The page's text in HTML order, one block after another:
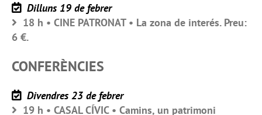
Dilluns 19 de febrer
18 h • CINE PATRONAT • La zona de interés. Preu:
6 €.
CONFERÈNCIES
Divendres 23 de febrer
19 h • CASAL CÍVIC • Camins, un patrimoni